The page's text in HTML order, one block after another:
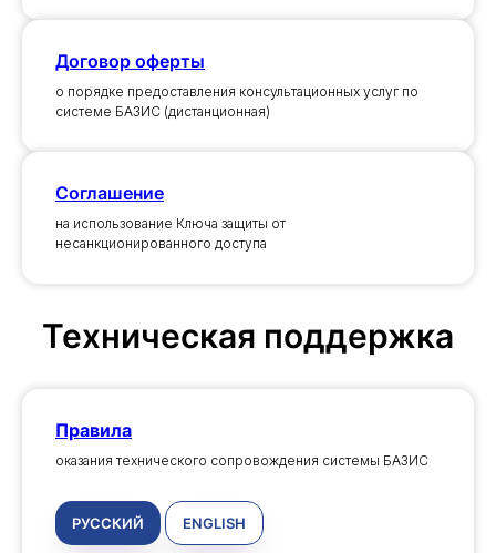
Договор оферты
о порядке предоставления консультационных услуг по
системе БАЗИС (дистанционная)
Соглашение
на использование Ключа защиты от
несанкционированного доступа
Техническая поддержка
Правила
оказания технического сопровождения системы БАЗИС
РУССКИЙ ENGLISH